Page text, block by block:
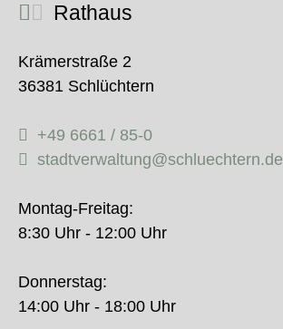
Rathaus
Krämerstraße 2
36381 Schlüchtern
+49 6661 / 85-0
stadtverwaltung@schluechtern.de
Montag-Freitag:
8:30 Uhr - 12:00 Uhr
Donnerstag:
14:00 Uhr - 18:00 Uhr